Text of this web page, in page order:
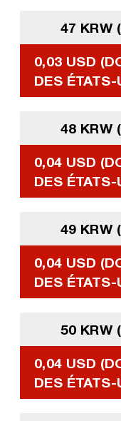
47 KRW
0,03 USD
DES ÉTATS-
48 KRW
0,04 USD
DES ÉTATS-
49 KRW
0,04 USD
DES ÉTATS-
50 KRW
0,04 USD
DES ÉTATS-